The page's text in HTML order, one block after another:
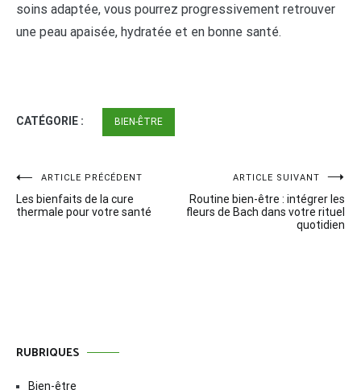
soins adaptée, vous pourrez progressivement retrouver
une peau apaisée, hydratée et en bonne santé.
CATÉGORIE : BIEN-ÊTRE
Navigation
de
ARTICLE PRÉCÉDENT
Les bienfaits de la cure
thermale pour votre santé
ARTICLE SUIVANT
Routine bien-être : intégrer les
fleurs de Bach dans votre rituel
quotidien
RUBRIQUES
Bien-être